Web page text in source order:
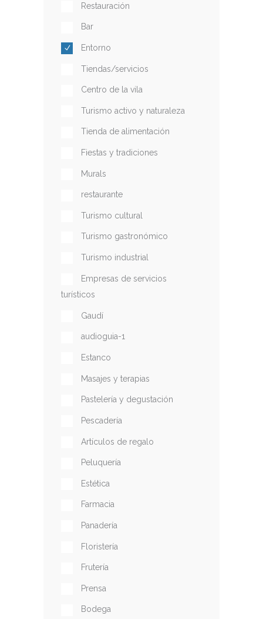
Restauración
Bar
Entorno
Tiendas/servicios
Centro de la vila
Turismo activo y naturaleza
Tienda de alimentación
Fiestas y tradiciones
Murals
restaurante
Turismo cultural
Turismo gastronómico
Turismo industrial
Empresas de servicios
turísticos
Gaudí
audioguia-1
Estanco
Masajes y terapias
Pastelería y degustación
Pescadería
Artículos de regalo
Peluquería
Estética
Farmacia
Panadería
Floristería
Frutería
Prensa
Bodega